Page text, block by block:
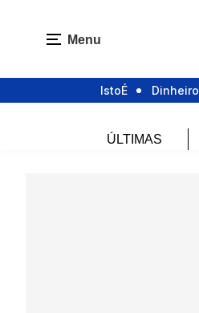
Menu
IstoÉ Dinheiro
ÚLTIMAS